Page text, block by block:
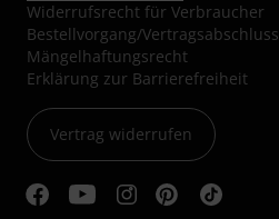
Widerrufsrecht für Verbraucher
Bestellvorgang/Vertragsabschluss
Mängelhaftungsrecht
Erklärung zur Barrierefreiheit
Vertrag widerrufen